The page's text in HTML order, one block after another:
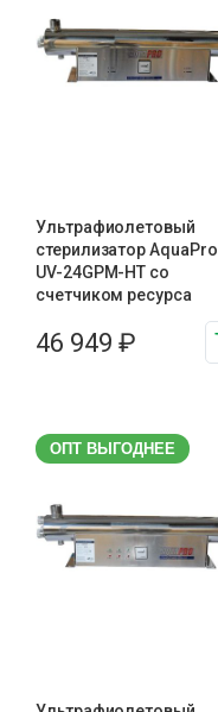
Ультрафиолетовый
стерилизатор AquaPro
UV-24GPM-HT со
счетчиком ресурса
46 949 ₽
ОПТ ВЫГОДНЕЕ